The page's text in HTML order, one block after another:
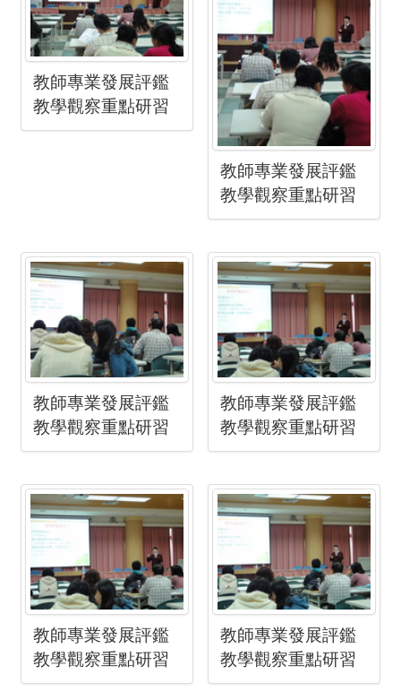
教師專業發展評鑑
教學觀察重點研習
教師專業發展評鑑
教學觀察重點研習
教師專業發展評鑑
教學觀察重點研習
教師專業發展評鑑
教學觀察重點研習
教師專業發展評鑑
教學觀察重點研習
教師專業發展評鑑
教學觀察重點研習